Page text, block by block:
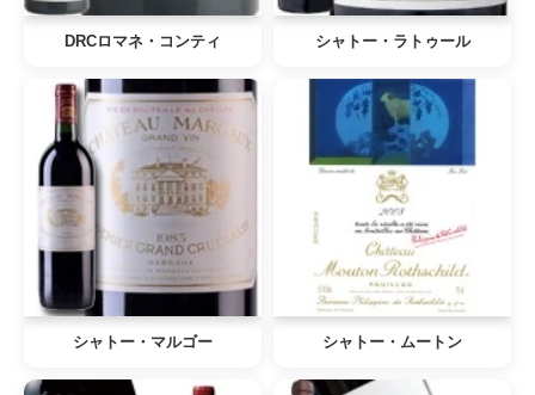
DRCロマネ・コンティ シャトー・ラトゥール
シャトー・マルゴー シャトー・ムートン